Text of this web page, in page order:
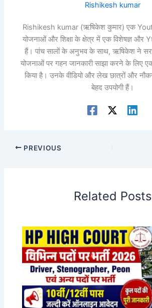
Rishikesh kumar
Rishikesh kumar (ऋषिकेश कुमार) एक
योजनाओं और शिक्षा के क्षेत्र में एक विशेषज्ञ और
हैं। पांच सालों के अनुभव के साथ, ऋषिकेश ने
योजनाओं पर गहन जानकारी साझा करने के लिए
किया है। उनके वीडियो और लेख छात्रों और
बेहद उपयोगी हैं।
PREVIOUS
Related Posts